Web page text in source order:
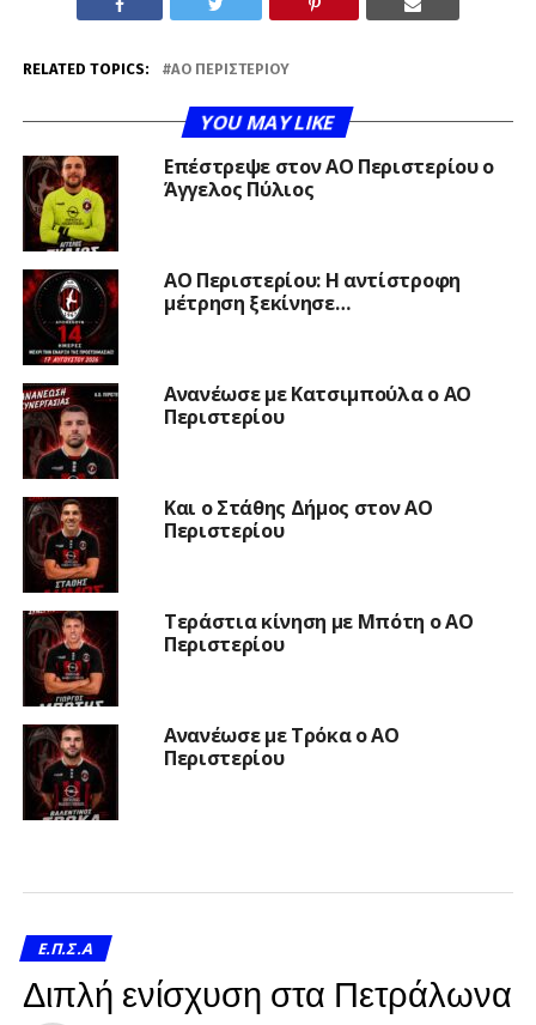
RELATED TOPICS: ΑΟ ΠΕΡΙΣΤΕΡΊΟΥ
YOU MAY LIKE
Επέστρεψε στον ΑΟ Περιστερίου ο
Άγγελος Πύλιος
ΑΟ Περιστερίου: Η αντίστροφη
μέτρηση ξεκίνησε…
Ανανέωσε με Κατσιμπούλα ο ΑΟ
Περιστερίου
Και ο Στάθης Δήμος στον ΑΟ
Περιστερίου
Τεράστια κίνηση με Μπότη ο ΑΟ
Περιστερίου
Ανανέωσε με Τρόκα ο ΑΟ
Περιστερίου
Ε.Π.Σ.Α
Διπλή ενίσχυση στα Πετράλωνα